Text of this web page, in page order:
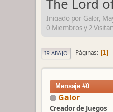
The Lord
Iniciado por Galor,
0 Miembros y 2
IR ABAJO Páginas 1
Mensaje #0
Galor
Creador de Juegos